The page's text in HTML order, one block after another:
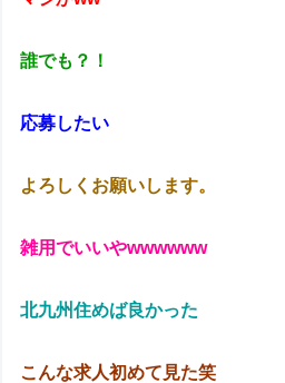
誰でも？！
応募したい
よろしくお願いします。
雑用でいいやwwwwww
北九州住めば良かった
こんな求人初めて見た笑